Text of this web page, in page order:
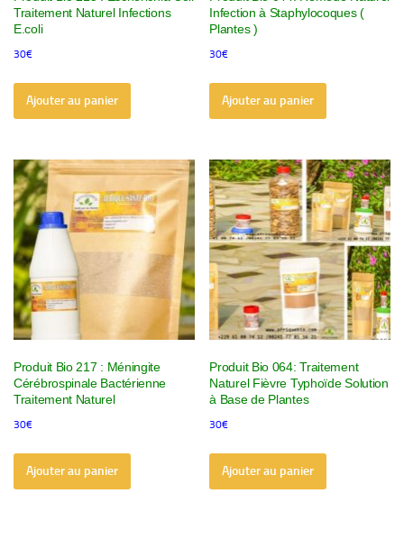
Traitement Naturel Infections
E.coli
30€
Ajouter au panier
Infection à Staphylocoques (
Plantes )
30€
Ajouter au panier
Produit Bio 217 : Méningite
Cérébrospinale Bactérienne
Traitement Naturel
30€
Ajouter au panier
Produit Bio 064: Traitement
Naturel Fièvre Typhoïde Solution
à Base de Plantes
30€
Ajouter au panier